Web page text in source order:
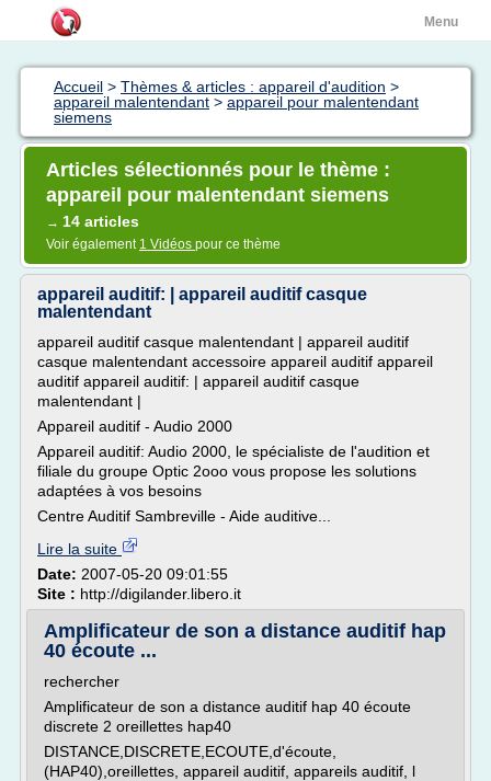
Menu
Accueil > Thèmes & articles : appareil d'audition >
appareil malentendant > appareil pour malentendant
siemens
Articles sélectionnés pour le thème :
appareil pour malentendant siemens
→ 14 articles
Voir également 1 Vidéos pour ce thème
appareil auditif: | appareil auditif casque
malentendant
appareil auditif casque malentendant | appareil auditif
casque malentendant accessoire appareil auditif appareil
auditif appareil auditif: | appareil auditif casque
malentendant |
Appareil auditif - Audio 2000
Appareil auditif: Audio 2000, le spécialiste de l'audition et
filiale du groupe Optic 2ooo vous propose les solutions
adaptées à vos besoins
Centre Auditif Sambreville - Aide auditive...
Lire la suite
Date: 2007-05-20 09:01:55
Site : http://digilander.libero.it
Amplificateur de son a distance auditif hap
40 écoute ...
rechercher
Amplificateur de son a distance auditif hap 40 écoute
discrete 2 oreillettes hap40
DISTANCE,DISCRETE,ECOUTE,d'écoute,
(HAP40),oreillettes, appareil auditif, appareils auditif, l